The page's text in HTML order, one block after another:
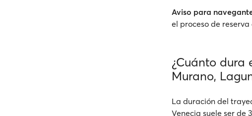
Aviso para
el proceso de
¿Cuánto dura
Murano,
La duración del
Venecia suele ser de